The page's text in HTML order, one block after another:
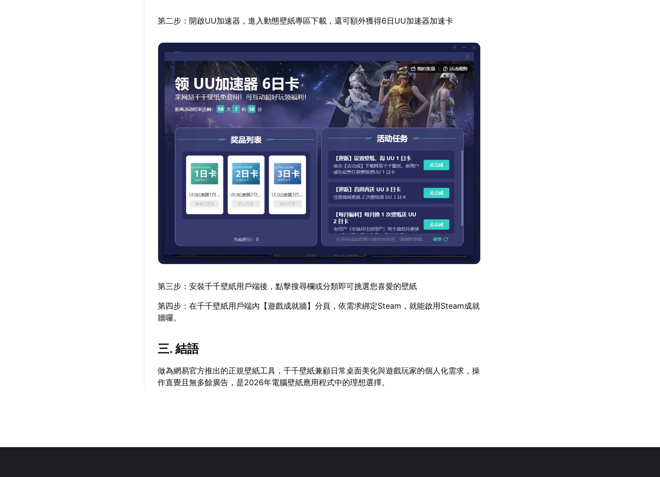
第二步：開啟UU加速器，進入動態壁紙專區下載，還可額外獲得6日UU加速器加速卡
第三步：安裝千千壁紙用戶端後，點擊搜尋欄或分類即可挑選您喜愛的壁紙
第四步：在千千壁紙用戶端內【遊戲成就牆】分頁，依需求綁定Steam，就能啟用Steam成就
牆囉。
三. 結語
做為網易官方推出的正規壁紙工具，千千壁紙兼顧日常桌面美化與遊戲玩家的個人化需求，操
作直覺且無多餘廣告，是2026年電腦壁紙應用程式中的理想選擇。